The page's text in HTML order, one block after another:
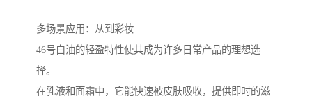
多场景应用：从到彩妆
46号白油的轻盈特性使其成为许多日常产品的理想选
择。
在乳液和面霜中，它能快速被皮肤吸收，提供即时的滋